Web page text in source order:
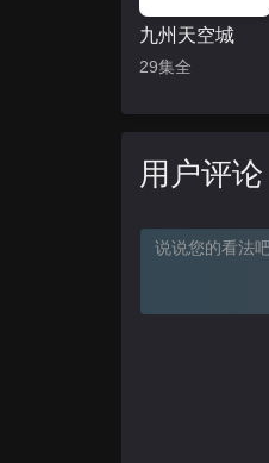
九州天空城
29集全
用户评论